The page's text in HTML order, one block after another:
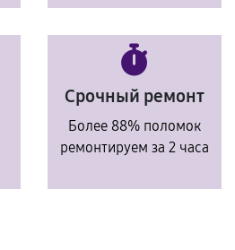
Срочный ремонт
Более 88% поломок
ремонтируем за 2 часа